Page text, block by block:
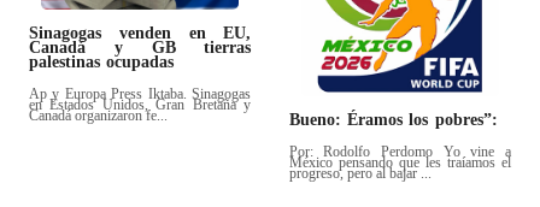
Sinagogas venden en EU,
Canadá y GB tierras
palestinas ocupadas
Ap y Europa Press Iktaba. Sinagogas
en Estados Unidos, Gran Bretaña y
Canadá organizaron fe... Bueno: Éramos los pobres”:
Por: Rodolfo Perdomo Yo vine a
México pensando que les traíamos el
progreso, pero al bajar ...